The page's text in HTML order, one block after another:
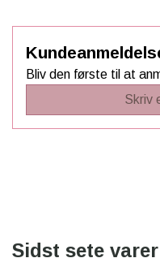
Bliv den første til at
Skriv
Sidst sete varer